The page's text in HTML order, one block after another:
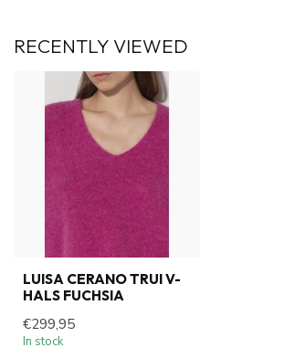
RECENTLY VIEWED
LUISA CERANO TRUI V-
HALS FUCHSIA
€299,95
In stock